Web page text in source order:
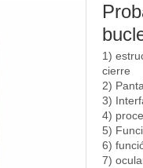
1)
cierre
2)
3)
4)
5)
6)
7)